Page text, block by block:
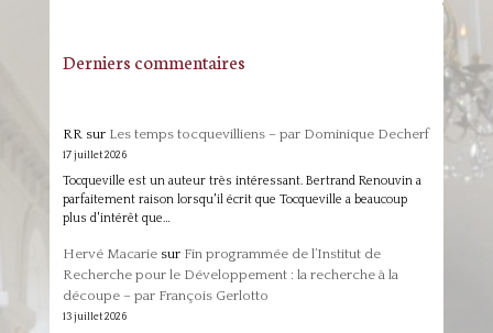
Derniers commentaires
RRsur Les temps tocquevilliens – par Dominique Decherf
17 juillet 2026
Tocqueville est un auteur très intéressant. Bertrand Renouvin a
parfaitement raison lorsqu'il écrit que Tocqueville a beaucoup
plus d'intérêt que…
Hervé Macariesur Fin programmée de l’Institut de
Recherche pour le Développement : la recherche à la
découpe – par François Gerlotto
13 juillet 2026